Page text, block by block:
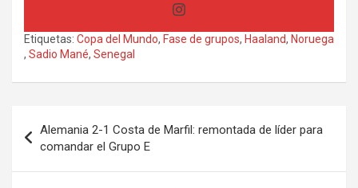
Etiquetas: Copa del Mundo, Fase de grupos, Haaland, Noruega
, Sadio Mané, Senegal
de
entradas
Alemania 2-1 Costa de Marfil: remontada de líder para
comandar el Grupo E